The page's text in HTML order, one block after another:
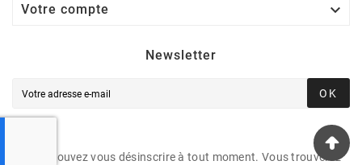
Votre compte 
Newsletter
OK
Vous pouvez vous désinscrire à tout moment. Vous trouverez